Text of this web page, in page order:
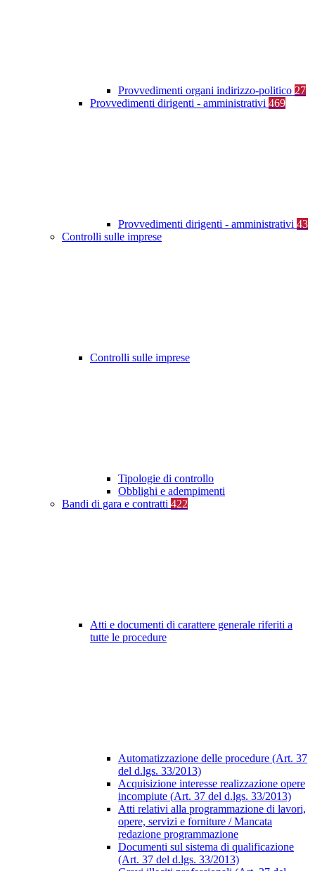
Provvedimenti organi indirizzo-politico 27
Provvedimenti dirigenti - amministrativi 469
Provvedimenti dirigenti - amministrativi 43
Controlli sulle imprese
Controlli sulle imprese
Tipologie di controllo
Obblighi e adempimenti
Bandi di gara e contratti 422
Atti e documenti di carattere generale riferiti a
tutte le procedure
Automatizzazione delle procedure (Art. 37
del d.lgs. 33/2013)
Acquisizione interesse realizzazione opere
incompiute (Art. 37 del d.lgs. 33/2013)
Atti relativi alla programmazione di lavori,
opere, servizi e forniture / Mancata
redazione programmazione
Documenti sul sistema di qualificazione
(Art. 37 del d.lgs. 33/2013)